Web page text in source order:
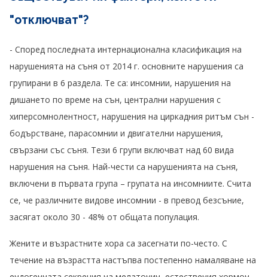
"отключват"?
- Според последната интернационална класификация на
нарушенията на съня от 2014 г. основните нарушения са
групирани в 6 раздела. Те са: инсомнии, нарушения на
дишането по време на сън, централни нарушения с
хиперсомнолентност, нарушения на циркадния ритъм сън -
бодърстване, парасомнии и двигателни нарушения,
свързани със съня. Тези 6 групи включват над 60 вида
нарушения на съня. Най-чести са нарушенията на съня,
включени в първата група – групата на инсомниите. Счита
се, че различните видове инсомнии - в превод безсъние,
засягат около 30 - 48% от общата популация.
Жените и възрастните хора са засегнати по-често. С
течение на възрастта настъпва постепенно намаляване на